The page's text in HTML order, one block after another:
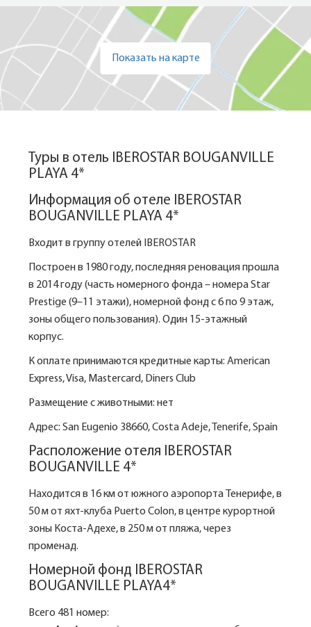
Показать на карте
Туры в отель IBEROSTAR BOUGANVILLE
PLAYA 4*
Информация об отеле IBEROSTAR
BOUGANVILLE PLAYA 4*
Входит в группу отелей IBEROSTAR
Построен в 1980 году, последняя реновация прошла
в 2014 году (часть номерного фонда – номера Star
Prestige (9–11 этажи), номерной фонд с 6 по 9 этаж,
зоны общего пользования). Один 15-этажный
корпус.
К оплате принимаются кредитные карты: American
Express, Visa, Mastercard, Diners Club
Размещение с животными: нет
Адрес: San Eugenio 38660, Costa Adeje, Tenerife, Spain
Расположение отеля IBEROSTAR
BOUGANVILLE 4*
Находится в 16 км от южного аэропорта Тенерифе, в
50 м от яхт-клуба Puerto Colon, в центре курортной
зоны Коста-Адехе, в 250 м от пляжа, через
променад.
Номерной фонд IBEROSTAR
BOUGANVILLE PLAYA4*
Всего 481 номер: